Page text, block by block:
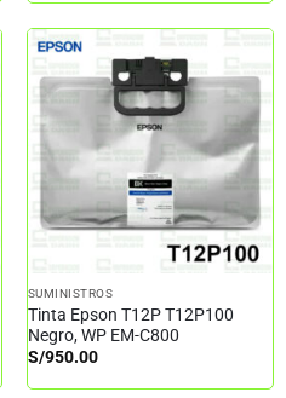
SUMINISTROS
Tinta Epson T12P T12P100
Negro, WP EM-C800
S/950.00